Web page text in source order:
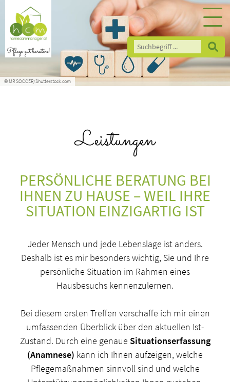
Pflege gut beraten!
© MR SOCCER/Shutterstock.com
Leistungen
PERSÖNLICHE BERATUNG BEI
IHNEN ZU HAUSE – WEIL IHRE
SITUATION EINZIGARTIG IST
Jeder Mensch und jede Lebenslage ist anders.
Deshalb ist es mir besonders wichtig, Sie und Ihre
persönliche Situation im Rahmen eines
Hausbesuchs kennenzulernen.
Bei diesem ersten Treffen verschaffe ich mir einen
umfassenden Überblick über den aktuellen Ist-
Zustand. Durch eine genaue Situationserfassung
(Anamnese) kann ich Ihnen aufzeigen, welche
Pflegemaßnahmen sinnvoll sind und welche